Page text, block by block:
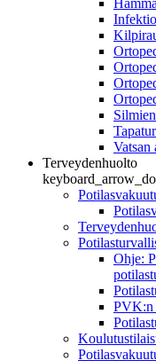
Vatsan
Terveydenhuolto
Ohje:
PVK:n